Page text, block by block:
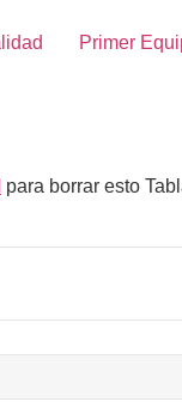
Primer
para borrar esto